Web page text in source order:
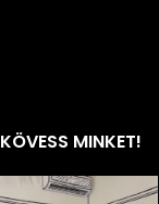
KÖVESS MINKET!